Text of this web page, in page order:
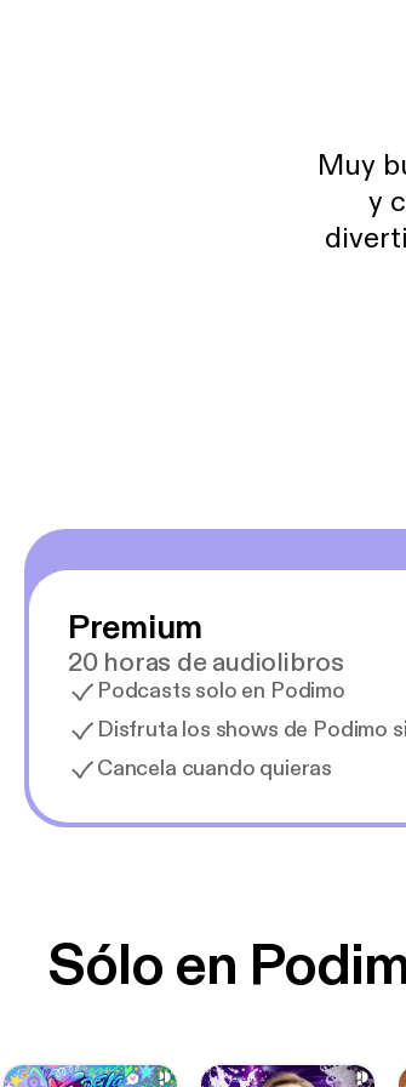
Muy
y
Premium
20 horas de audiolibros
Podcasts solo en Podimo
Disfruta los shows de Podimo
Cancela cuando quieras
Sólo en